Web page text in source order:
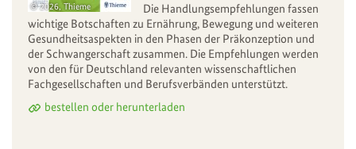
2026, Thieme
Die Handlungsempfehlungen fassen
wichtige Botschaften zu Ernährung, Bewegung und weiteren
Gesundheitsaspekten in den Phasen der Präkonzeption und
der Schwangerschaft zusammen. Die Empfehlungen werden
von den für Deutschland relevanten wissenschaftlichen
Fachgesellschaften und Berufsverbänden unterstützt.
bestellen oder herunterladen